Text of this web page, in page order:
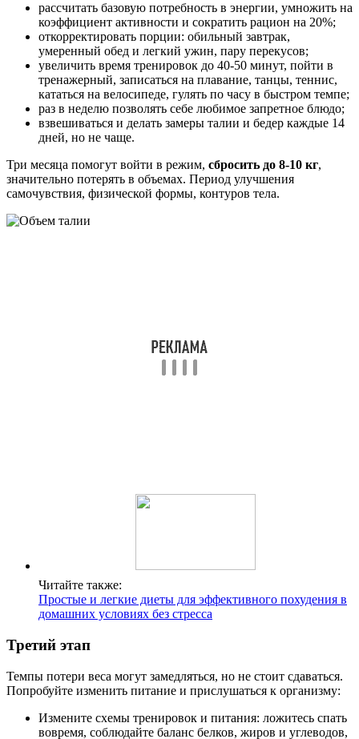
рассчитать базовую потребность в энергии, умножить на
коэффициент активности и сократить рацион на 20%;
откорректировать порции: обильный завтрак,
умеренный обед и легкий ужин, пару перекусов;
увеличить время тренировок до 40-50 минут, пойти в
тренажерный, записаться на плавание, танцы, теннис,
кататься на велосипеде, гулять по часу в быстром темпе;
раз в неделю позволять себе любимое запретное блюдо;
взвешиваться и делать замеры талии и бедер каждые 14
дней, но не чаще.
Три месяца помогут войти в режим, сбросить до 8-10 кг,
значительно потерять в объемах. Период улучшения
самочувствия, физической формы, контуров тела.
Читайте также:
Простые и легкие диеты для эффективного похудения в
домашних условиях без стресса
Третий этап
Темпы потери веса могут замедляться, но не стоит сдаваться.
Попробуйте изменить питание и прислушаться к организму:
Измените схемы тренировок и питания: ложитесь спать
вовремя, соблюдайте баланс белков, жиров и углеводов,